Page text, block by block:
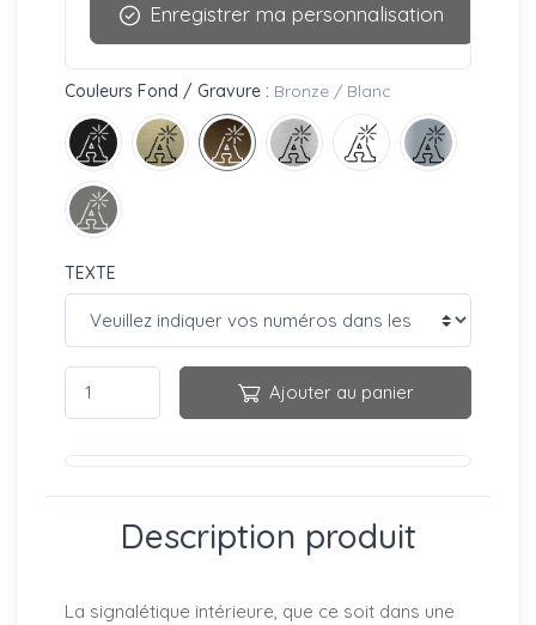
Enregistrer ma personnalisation
Couleurs Fond / Gravure : Bronze / Blanc
TEXTE
Ajouter au panier
Description produit
La signalétique intérieure, que ce soit dans une